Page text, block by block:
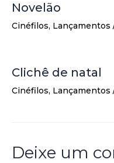
Novelão
Cinéfilos, Lançamentos
Clichê de natal
Cinéfilos, Lançamentos
Deixe um